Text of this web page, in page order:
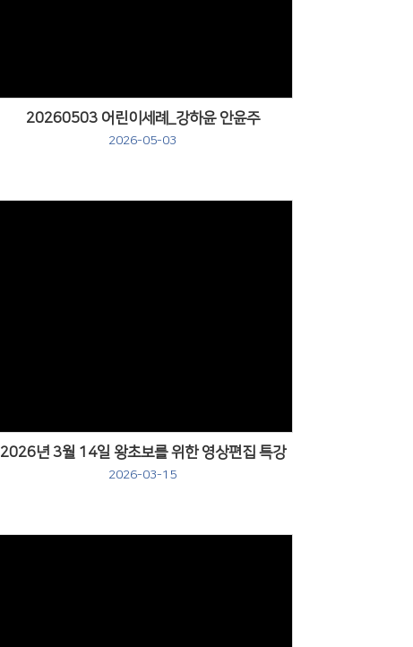
20260503 어린이세례_강하윤 안윤주
2026-05-03
2026년 3월 14일 왕초보를 위한 영상편집 특강
2026-03-15